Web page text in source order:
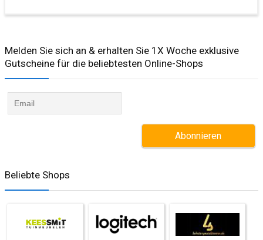
Melden Sie sich an & erhalten Sie 1X Woche exklusive
Gutscheine für die beliebtesten Online-Shops​
Beliebte Shops